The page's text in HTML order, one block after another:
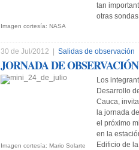
Imagen cortesía: NASA
tan
otras
30 de Jul/2012 | Salidas de observación
JORNADA DE
Imagen cortesía: Mario Solarte
Los
Desarrollo
Cauca,
la jornada
el próximo
en la
Edificio de